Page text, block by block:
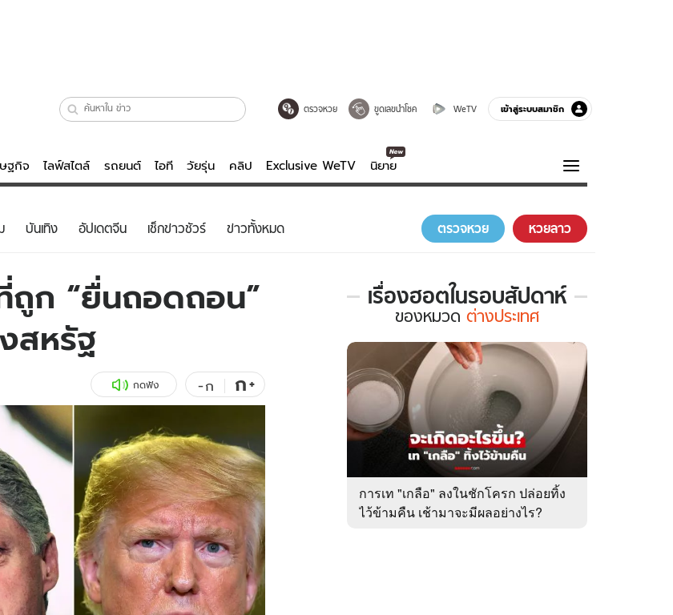
ตรวจหวย ขูดเลขนำโชค WeTV เข้าสู่ระบบสมาชิก
ฐกิจ ไลฟ์สไตล์ รถยนต์ ไอที วัยรุ่น คลิป Exclusive WeTV นิยาย
ไลฟ์สไตล์
ผู้ชาย
วัยรุ่น
ไอที
รถยนต์
สุขภาพ
เที่ยว-กิน
Tasteful Thailand
Sanook Choice
บันเทิงครบรส
ดูทีวี
WeTV
Exclusive WeTV
นิยาย
ความรู้รอบตัว
ฮาวทู
บันเทิง อัปเดตจีน เช็กข่าวชัวร์ ข่าวทั้งหมด ตรวจหวย หวยลาว
ถูก “ยื่นถอดถอน”
สหรัฐ
กดฟัง -ก ก+
เรื่องฮอตในรอบสัปดาห์
เรื่อง
ใน
รอบ
สัปดาห์
ของ
ต่าง
ประเทศ
ของหมวด ต่างประเทศ
การเท "เกลือ" ลงในชักโครก ปล่อยทิ้ง
ไว้ข้ามคืน เช้ามาจะมีผลอย่างไร?